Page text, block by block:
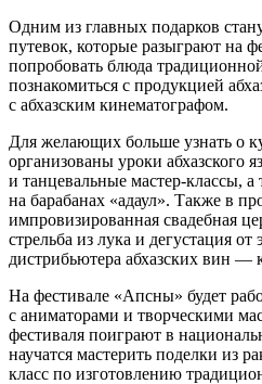
Одним из главных подарков
путевок, которые разыграют на
попробовать блюда
познакомиться с продукцией
с абхазским кинематографом.
Для желающих больше узнать о
организованы уроки абхазского
и танцевальные мастер-классы,
на барабанах «адаул». Также в
импровизированная свадебная
стрельба из лука и дегустация
дистрибьютера абхазских вин
На фестивале «Апсны» будет
с аниматорами и творческими
фестиваля поиграют в
научатся мастерить поделки из
класс по изготовлению